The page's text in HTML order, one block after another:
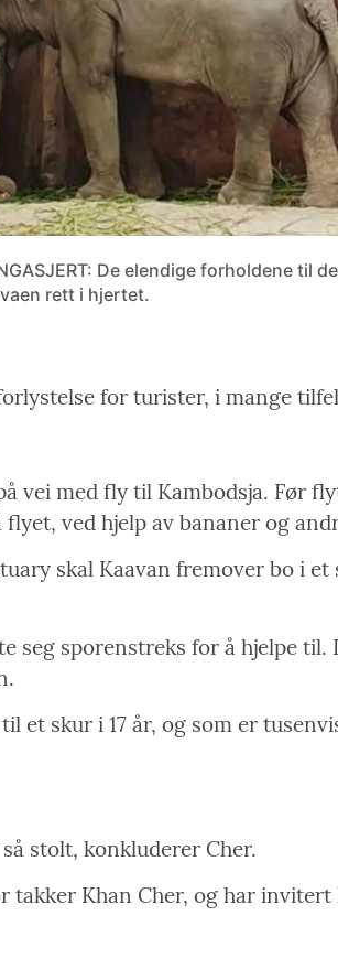
De elendige forholdene til
rett i hjertet.
for turister, i mange
vei med fly til Kambodsja. Før
ved hjelp av bananer og
skal Kaavan fremover bo i
seg sporenstreks for å hjelpe
et skur i 17 år, og som er
stolt, konkluderer Cher.
Khan Cher, og har